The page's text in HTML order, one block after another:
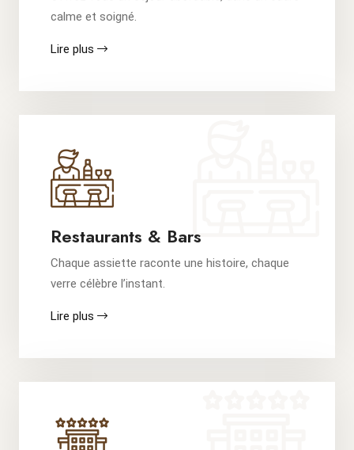
calme et soigné.
Lire plus
Restaurants & Bars
Chaque assiette raconte une histoire, chaque
verre célèbre l’instant.
Lire plus